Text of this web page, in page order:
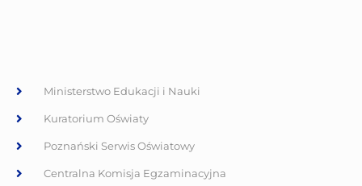
Ministerstwo Edukacji i Nauki
Kuratorium Oświaty
Poznański Serwis Oświatowy
Centralna Komisja Egzaminacyjna